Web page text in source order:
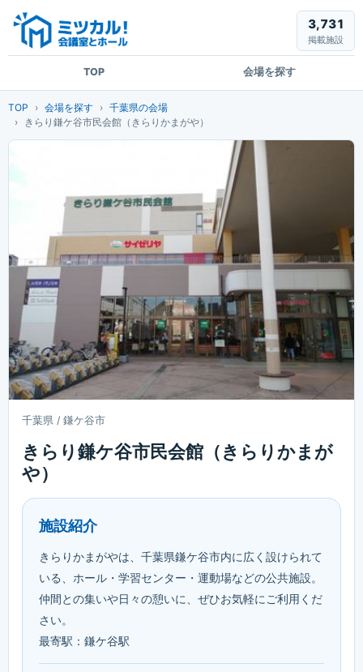
TOP 会場を探す
3,731
掲載施設
TOP 会場を探す
千葉県の会場
きらり鎌ケ谷市民会館（きらりかまがや）
千葉県 / 鎌ケ谷市
きらり鎌ケ谷市民会館（きらりかまが
や）
施設紹介
きらりかまがやは、千葉県鎌ケ谷市内に広く設けられて
いる、ホール・学習センター・運動場などの公共施設。
仲間との集いや日々の憩いに、ぜひお気軽にご利用くだ
さい。
最寄駅：鎌ケ谷駅